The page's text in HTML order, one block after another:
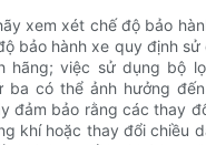
xem xét chế độ bảo
bảo hành xe quy định
hãng; việc sử dụng bộ
ba có thể ảnh hưởng
đảm bảo rằng các thay
khí hoặc thay đổi chiều